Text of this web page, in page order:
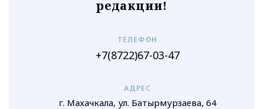
редакции!
ТЕЛЕФОН
+7(8722)67-03-47
АДРЕС
г. Махачкала, ул. Батырмурзаева, 64